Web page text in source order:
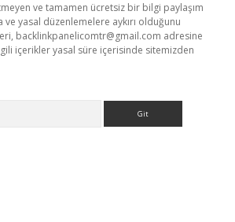
ve tamamen ücretsiz bir bilgi paylaşım
yasal düzenlemelere aykırı olduğunu
backlinkpanelicomtr@gmail.com adresine
içerikler yasal süre içerisinde sitemizden